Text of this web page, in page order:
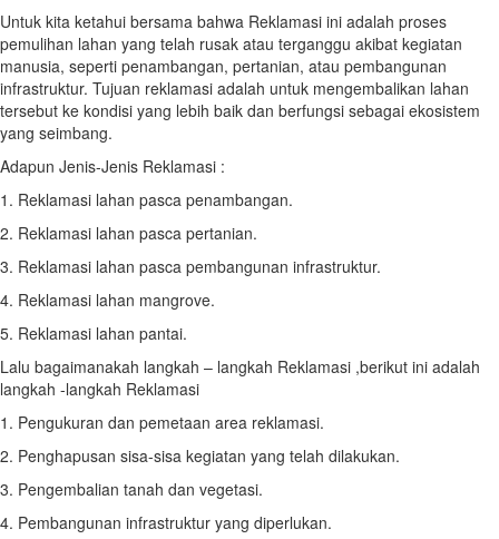
Untuk kita ketahui bersama bahwa Reklamasi ini adalah proses
pemulihan lahan yang telah rusak atau terganggu akibat kegiatan
manusia, seperti penambangan, pertanian, atau pembangunan
infrastruktur. Tujuan reklamasi adalah untuk mengembalikan lahan
tersebut ke kondisi yang lebih baik dan berfungsi sebagai ekosistem
yang seimbang.
Adapun Jenis-Jenis Reklamasi :
1. Reklamasi lahan pasca penambangan.
2. Reklamasi lahan pasca pertanian.
3. Reklamasi lahan pasca pembangunan infrastruktur.
4. Reklamasi lahan mangrove.
5. Reklamasi lahan pantai.
Lalu bagaimanakah langkah – langkah Reklamasi ,berikut ini adalah
langkah -langkah Reklamasi
1. Pengukuran dan pemetaan area reklamasi.
2. Penghapusan sisa-sisa kegiatan yang telah dilakukan.
3. Pengembalian tanah dan vegetasi.
4. Pembangunan infrastruktur yang diperlukan.